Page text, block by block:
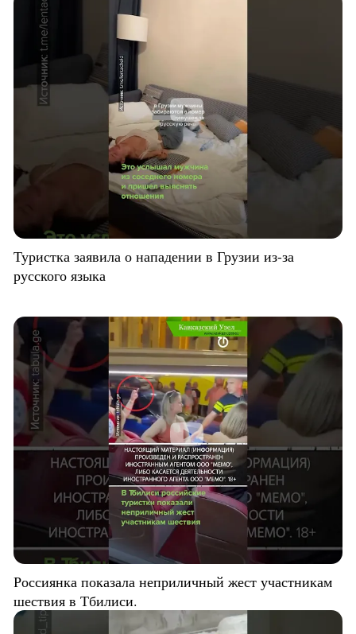
Туристка заявила о нападении в Грузии из-за
русского языка
Россиянка показала неприличный жест участникам
шествия в Тбилиси.